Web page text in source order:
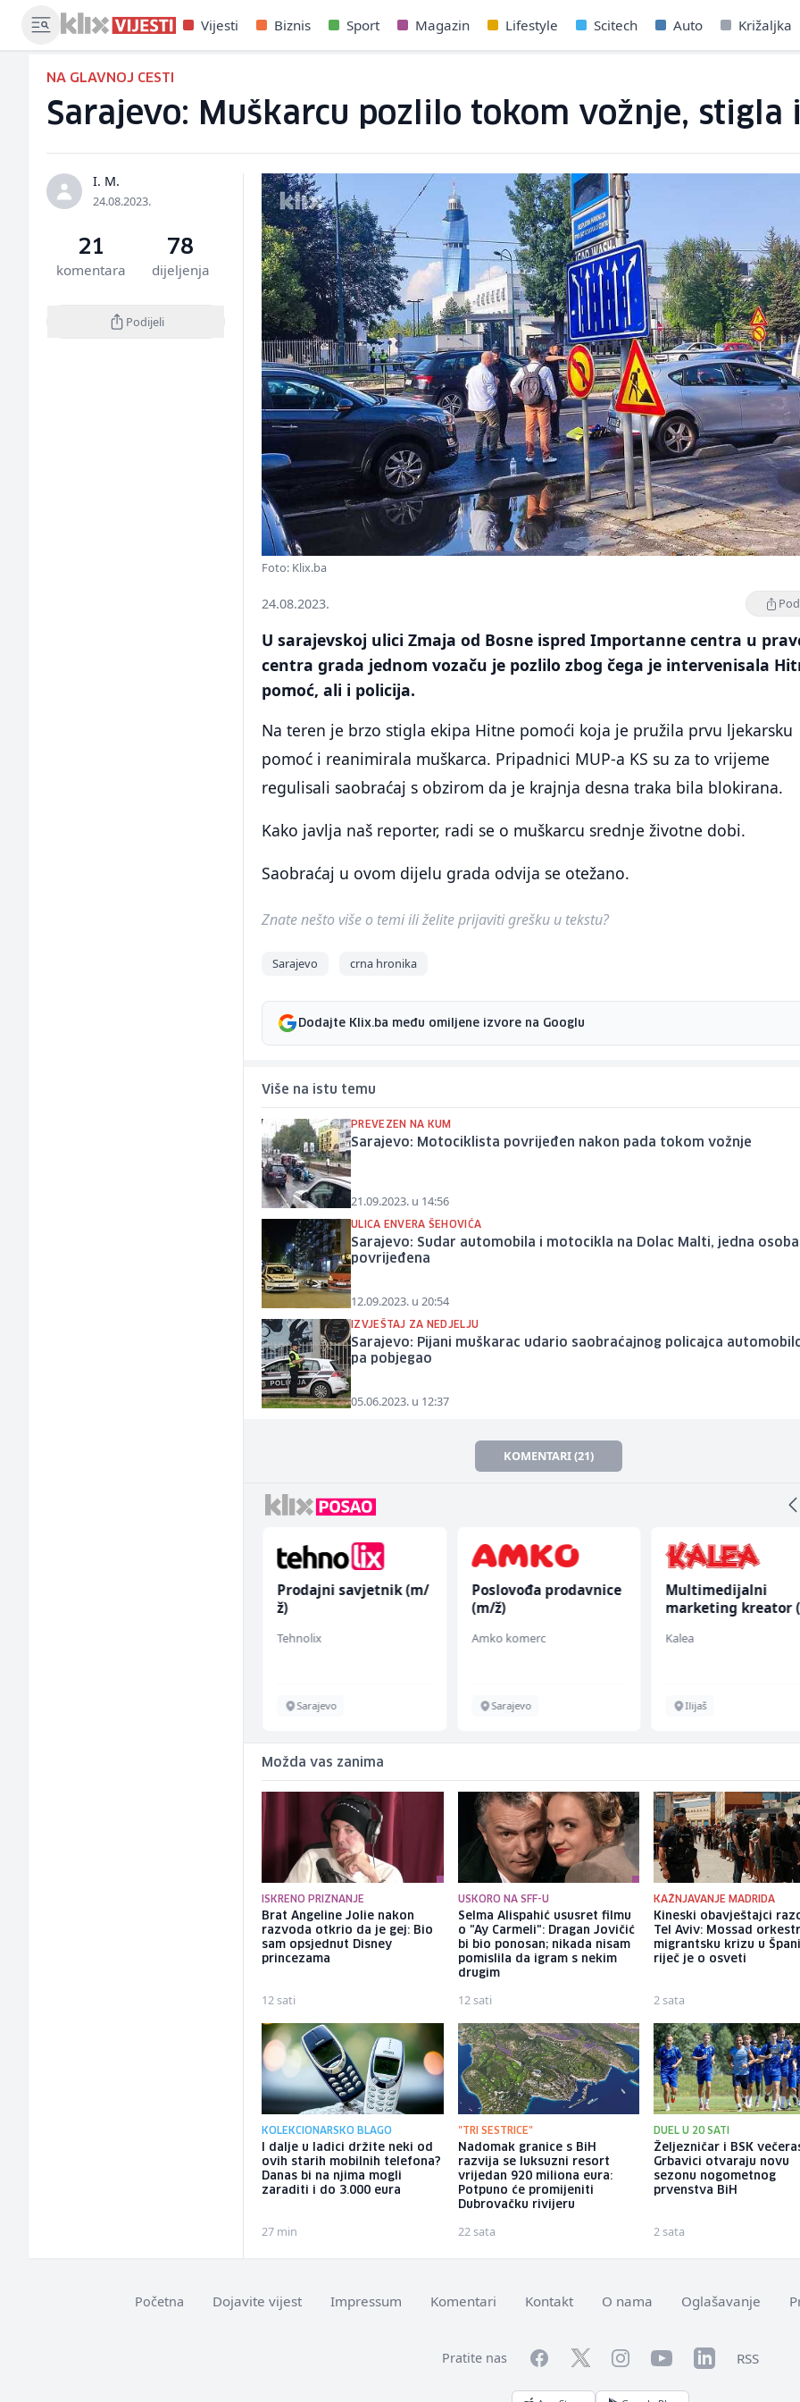
Vijesti Biznis Sport Magazin Lifestyle Scitech Auto Križaljka
NA GLAVNOJ CESTI
Sarajevo: Muškarcu pozlilo tokom vožnje, stigla
I. M.
24.08.2023.
21
komentara
78
dijeljenja
Podijeli
Foto: Klix.ba
24.08.2023.
U sarajevskoj ulici Zmaja od Bosne ispred Importanne centra u
centra grada jednom vozaču je pozlilo zbog čega je intervenisala
pomoć, ali i policija.
Na teren je brzo stigla ekipa Hitne pomoći koja je pružila prvu ljekarsku
pomoć i reanimirala muškarca. Pripadnici MUP-a KS su za to vrijeme
regulisali saobraćaj s obzirom da je krajnja desna traka bila blokirana.
Kako javlja naš reporter, radi se o muškarcu srednje životne dobi.
Saobraćaj u ovom dijelu grada odvija se otežano.
Znate nešto više o temi ili želite prijaviti grešku u tekstu?
Sarajevo crna hronika
Dodajte Klix.ba među omiljene izvore na Googlu
Više na istu temu
PREVEZEN NA KUM
Sarajevo: Motociklista povrijeđen nakon pada tokom vožnje
21.09.2023. u 14:56
ULICA ENVERA ŠEHOVIĆA
Sarajevo: Sudar automobila i motocikla na Dolac Malti, jedna osoba
povrijeđena
12.09.2023. u 20:54
IZVJEŠTAJ ZA NEDJELJU
Sarajevo: Pijani muškarac udario saobraćajnog policajca
pa pobjegao
05.06.2023. u 12:37
KOMENTARI (21)
Prodajni savjetnik (m/
ž)
Tehnolix
Sarajevo
Poslovođa prodavnice
(m/ž)
Amko komerc
Sarajevo
Multimedijalni
marketing kreator
Kalea
Ilijaš
Možda vas zanima
ISKRENO PRIZNANJE
Brat Angeline Jolie nakon
razvoda otkrio da je gej: Bio
sam opsjednut Disney
princezama
12 sati
USKORO NA SFF-U
Selma Alispahić ususret filmu
o "Ay Carmeli": Dragan Jovičić
bi bio ponosan; nikada nisam
pomislila da igram s nekim
drugim
12 sati
KAŽNJAVANJE MADRIDA
Kineski obavještajci
Tel Aviv: Mossad
migrantsku krizu u
riječ je o osveti
2 sata
KOLEKCIONARSKO BLAGO
I dalje u ladici držite neki od
ovih starih mobilnih telefona?
Danas bi na njima mogli
zaraditi i do 3.000 eura
27 min
"TRI SESTRICE"
Nadomak granice s BiH
razvija se luksuzni resort
vrijedan 920 miliona eura:
Potpuno će promijeniti
Dubrovačku rivijeru
22 sata
DUEL U 20 SATI
Željezničar i BSK
Grbavici otvaraju novu
sezonu nogometnog
prvenstva BiH
2 sata
Početna Dojavite vijest Impressum Komentari Kontakt O nama Oglašavanje
Pratite nas FacebookTwitterInstagramYouTubeLinkedInRSS